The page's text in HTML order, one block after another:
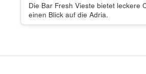
Die Bar Fresh Vieste bietet leckere
einen Blick auf die Adria.